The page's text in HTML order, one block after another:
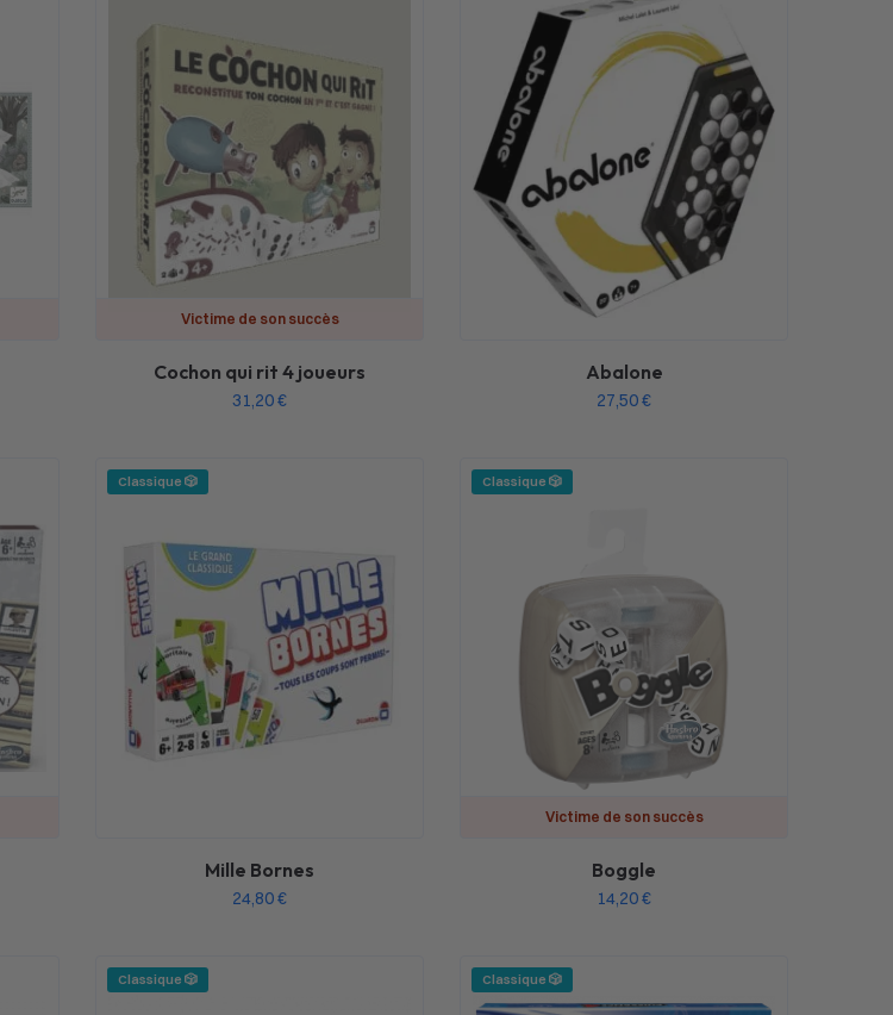
Victime de son succès
Cochon qui rit 4 joueurs
31,20€
Abalone
27,50€
Classique 🎲
Mille Bornes
24,80€
Classique 🎲
Victime de son succès
Boggle
14,20€
Classique 🎲 Classique 🎲